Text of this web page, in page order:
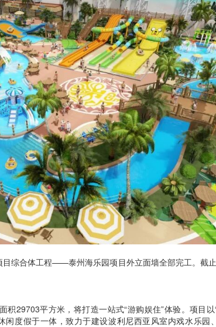
综合体工程——泰州海乐园项目外立面墙全部完工。截
29703平方米，将打造一站式“游购娱住”体验。项目
度假于一体，致力于建设波利尼西亚风室内戏水乐园